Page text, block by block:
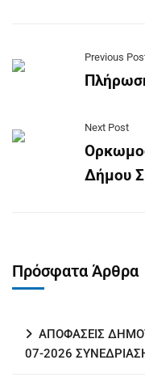
Previous
Next Post
Δήμου
Πρόσφατα Άρθρα
ΑΠΟΦΑΣΕΙΣ
07-2026